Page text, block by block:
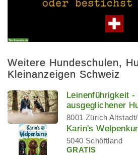
Weitere Hundeschulen,
Kleinanzeigen Schweiz
Leinenführigkeit -
ausgeglichener
8001 Zürich
Karin's
5040 Schöftland
GRATIS